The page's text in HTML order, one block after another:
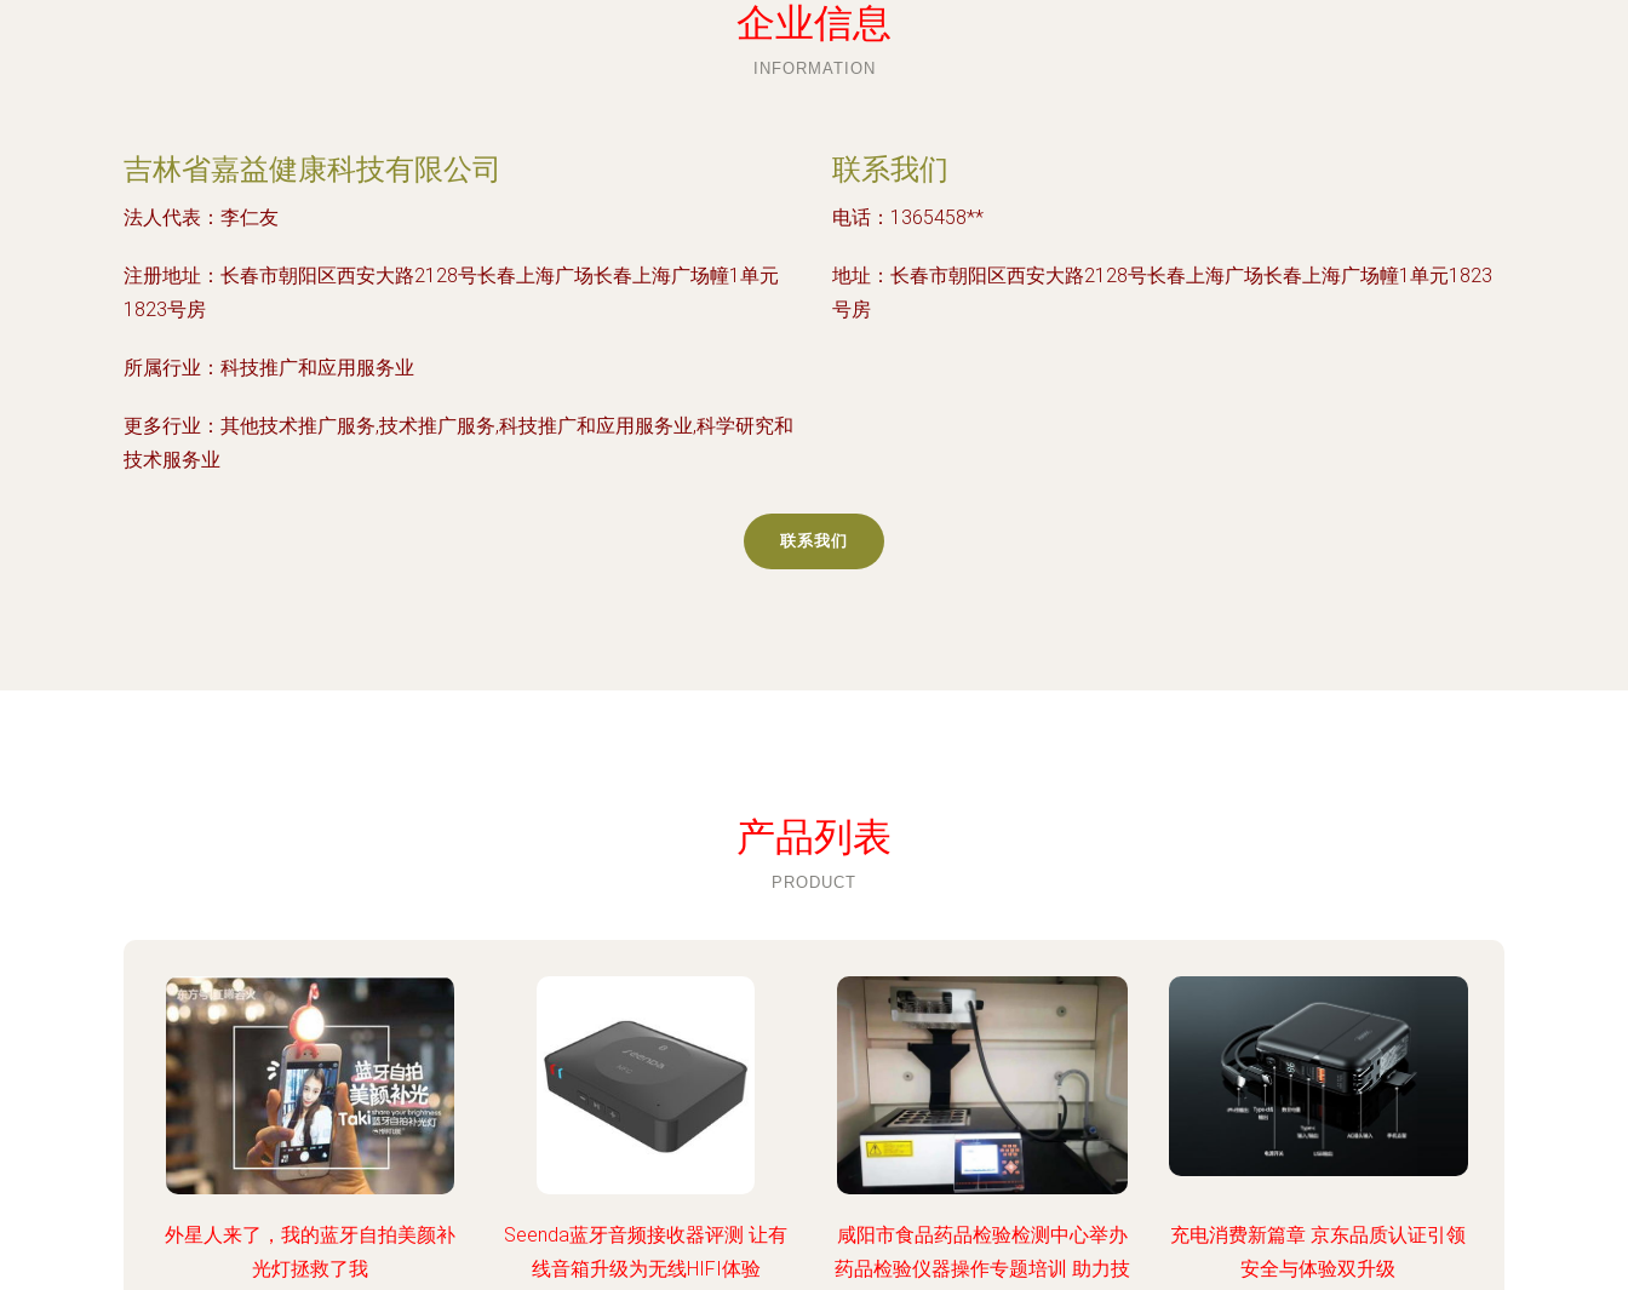
企业信息
INFORMATION
吉林省嘉益健康科技有限公司
法人代表： 李仁友
注册地址： 长春市朝阳区西安大路2128号长春上海广场长春上海广场幢1单元
1823号房
所属行业： 科技推广和应用服务业
更多行业： 其他技术推广服务,技术推广服务,科技推广和应用服务业,科学研究和
技术服务业
联系我们
电话：1365458**
地址：长春市朝阳区西安大路2128号长春上海广场长春上海广场幢1单元1823
号房
联系我们
产品列表
PRODUCT
外星人来了，我的蓝牙自拍美颜补
光灯拯救了我
Seenda蓝牙音频接收器评测 让有
线音箱升级为无线HIFI体验
咸阳市食品药品检验检测中心举办
药品检验仪器操作专题培训 助力技
充电消费新篇章 京东品质认证引领
安全与体验双升级